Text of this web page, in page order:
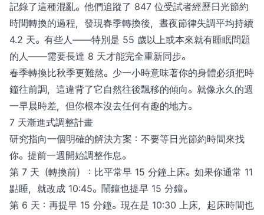
記錄了這種混亂。他們追蹤了 847 位受試者經歷日光節約
時間轉換的過程，發現春季轉換後，晝夜節律失調平均持續
4.2 天。有些人——特別是 55 歲以上或本來就有睡眠問題
的人——需要長達 8 天才能完全重新同步。
春季轉換比秋季更難熬。少一小時意味著你的身體必須把時
鐘往前調，這違背了它自然往後飄移的傾向。就像永久的週
一早晨時差，但你根本沒去任何有趣的地方。
7 天漸進式調整計畫
研究指向一個明確的解決方案：不要等日光節約時間來找
你。提前一週開始調整作息。
第 7 天（轉換前）：比平常早 15 分鐘上床。如果你通常 11
點睡，就改成 10:45。鬧鐘也提早 15 分鐘。
第 6 天：再提早 15 分鐘。現在是 10:30 上床，起床時間也